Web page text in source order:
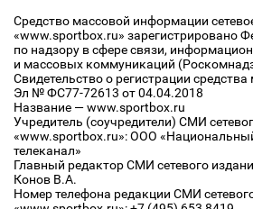
Средство массовой информации
«www.sportbox.ru» зарегистрировано
по надзору в сфере связи,
и массовых коммуникаций
Свидетельство о регистрации
Эл № ФС77-72613 от 04.04.2018
Название — www.sportbox.ru
Учредитель (соучредители) СМИ
«www.sportbox.ru»: ООО
телеканал»
Главный редактор СМИ сетевого
Конов В.А.
Номер телефона редакции СМИ